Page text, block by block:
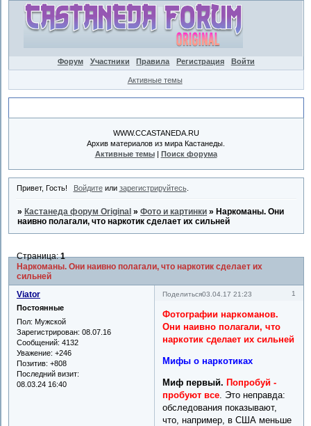
Форум Участники Правила Регистрация Войти
Активные темы
WWW.CCASTANEDA.RU
Архив материалов из мира Кастанеды.
Активные темы| Поиск форума
Привет, Гость! Войдитеили зарегистрируйтесь.
» Кастанеда форум Original »Фото и картинки » Наркоманы. Они
наивно полагали, что наркотик сделает их сильней
Наркоманы. Они наивно полагали, что наркотик сделает их
сильней
Страница:1
Поделиться 1
03.04.17 21:23
Viator
Постоянные
Пол: Мужской
Зарегистрирован: 08.07.16
Сообщений: 4132
Уважение: +246
Позитив: +808
Последний визит:
08.03.24 16:40
Фотографии наркоманов.
Они наивно полагали, что
наркотик сделает их сильней
Мифы о наркотиках
Миф первый. Попробуй -
пробуют все. Это неправда:
обследования показывают,
что, например, в США меньше